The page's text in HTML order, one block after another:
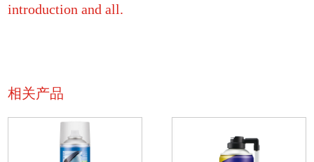
introduction and all.
相关产品